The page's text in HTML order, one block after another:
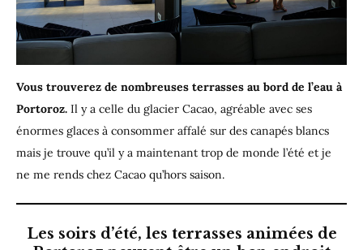
Vous trouverez de nombreuses terrasses au bord de l’eau à
Portoroz. Il y a celle du glacier Cacao, agréable avec ses
énormes glaces à consommer affalé sur des canapés blancs
mais je trouve qu’il y a maintenant trop de monde l’été et je
ne me rends chez Cacao qu’hors saison.
Les soirs d’été, les terrasses animées de